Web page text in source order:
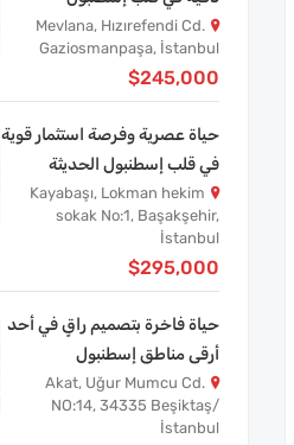
Mevlana, Hızırefendi Cd.
Gaziosmanpaşa, İstanbul
$245,000
حياة عصرية وفرصة استثمار قوية
في قلب إسطنبول الحديثة
Kayabaşı, Lokman hekim
sokak No:1, Başakşehir,
İstanbul
$295,000
حياة فاخرة بتصميم راقٍ في أحد
أرقى مناطق إسطنبول
Akat, Uğur Mumcu Cd.
NO:14, 34335 Beşiktaş/
İstanbul